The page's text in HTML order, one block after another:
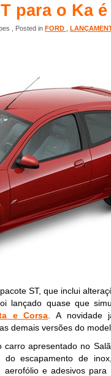
para o Ka
, Posted in FORD
ST, que inclui
lançado quase que
e Corsa . A novidade
demais versões do
apresentado no
escapamento de
e adesivos